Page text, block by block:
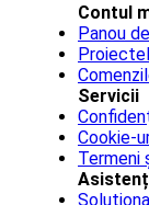
Contul
Panou
Servicii
Cookie-
Termeni